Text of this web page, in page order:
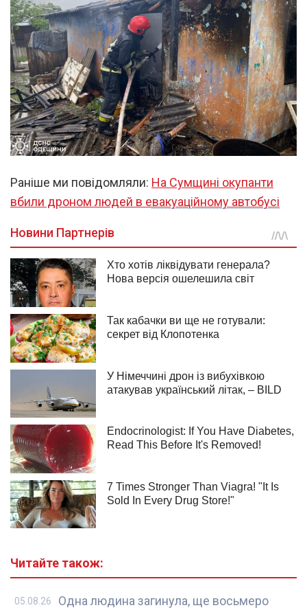
Раніше ми повідомляли: На Сумщині окупанти
вбили дроном людей в евакуаційному автобусі
Читайте також:
Одна людина загинула, ще восьмеро
05.08.26